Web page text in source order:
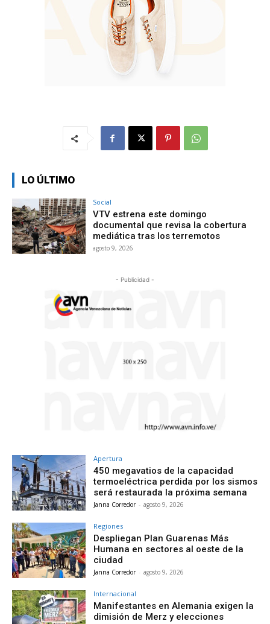
LO ÚLTIMO
Social
VTV estrena este domingo
documental que revisa la cobertura
mediática tras los terremotos
agosto 9, 2026
- Publicidad -
Apertura
450 megavatios de la capacidad
termoeléctrica perdida por los sismos
será restaurada la próxima semana
Janna Corredor - agosto 9, 2026
Regiones
Despliegan Plan Guarenas Más
Humana en sectores al oeste de la
ciudad
Janna Corredor - agosto 9, 2026
Internacional
Manifestantes en Alemania exigen la
dimisión de Merz y elecciones